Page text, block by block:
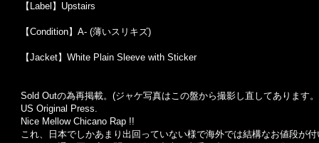
【Label】Upstairs
【Condition】A- (薄いスリキズ)
【Jacket】White Plain Sleeve with Sticker
Sold Outの為再掲載。(ジャケ写真はこの盤から撮影し直してあります
US Original Press.
Nice Mellow Chicano Rap !!
これ、日本でしかあまり出回っていない様で海外では結構なお値段が